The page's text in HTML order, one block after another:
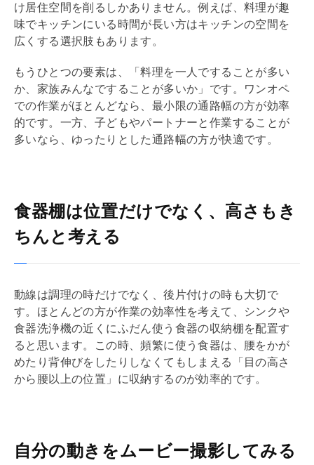
け居住空間を削るしかありません。例えば、料理が趣
味でキッチンにいる時間が長い方はキッチンの空間を
広くする選択肢もあります。
もうひとつの要素は、「料理を一人ですることが多い
か、家族みんなですることが多いか」です。ワンオペ
での作業がほとんどなら、最小限の通路幅の方が効率
的です。一方、子どもやパートナーと作業することが
多いなら、ゆったりとした通路幅の方が快適です。
食器棚は位置だけでなく、高さもき
ちんと考える
動線は調理の時だけでなく、後片付けの時も大切で
す。ほとんどの方が作業の効率性を考えて、シンクや
食器洗浄機の近くにふだん使う食器の収納棚を配置す
ると思います。この時、頻繁に使う食器は、腰をかが
めたり背伸びをしたりしなくてもしまえる「目の高さ
から腰以上の位置」に収納するのが効率的です。
自分の動きをムービー撮影してみる